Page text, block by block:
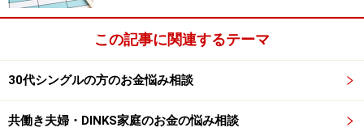
所持金は新婦1800万円、新郎3300万円
クリムさんの貯蓄達人への道は、結婚前から始まってい
ました。実家暮らしということもあり、大学生のときに
コールセンターと学習塾のバイトで、気がついたら貯蓄
この記事に関連するテーマ
30代シングルの方のお金悩み相談
共働き夫婦・DINKS家庭のお金の悩み相談